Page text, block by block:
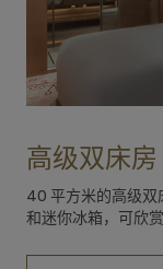
高级双床房
40 平方米的高级双
和迷你冰箱，可欣赏